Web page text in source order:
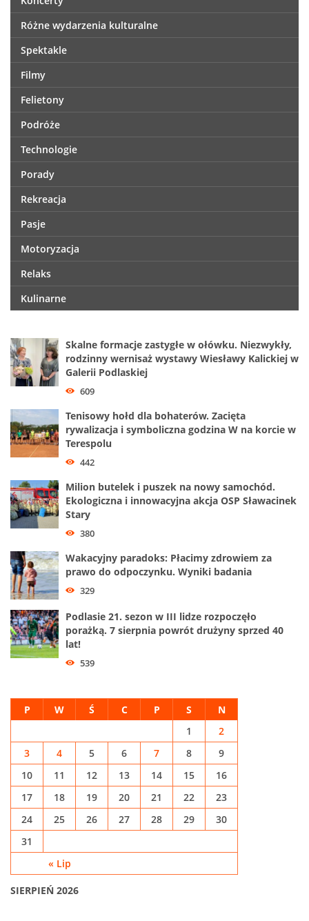
Różne wydarzenia kulturalne
Spektakle
Filmy
Felietony
Podróże
Technologie
Porady
Rekreacja
Pasje
Motoryzacja
Relaks
Kulinarne
Skalne formacje zastygłe w ołówku. Niezwykły,
rodzinny wernisaż wystawy Wiesławy Kalickiej w
Galerii Podlaskiej
609
Tenisowy hołd dla bohaterów. Zacięta
rywalizacja i symboliczna godzina W na korcie w
Terespolu
442
Milion butelek i puszek na nowy samochód.
Ekologiczna i innowacyjna akcja OSP Sławacinek
Stary
380
Wakacyjny paradoks: Płacimy zdrowiem za
prawo do odpoczynku. Wyniki badania
329
Podlasie 21. sezon w III lidze rozpoczęło
porażką. 7 sierpnia powrót drużyny sprzed 40
lat!
539
SIERPIEŃ 2026
P W Ś C P S N
« Lip
1
2
3
4 5 6 7 8
9
10
11 12 13 14 15
16
17
18 19 20 21 22
23
24
25 26 27 28 29
30
31